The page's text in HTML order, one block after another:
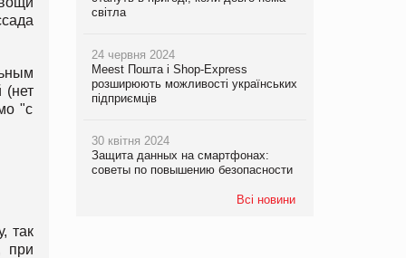
(нет
"с
так
при
світла
24 червня 2024
Meest Пошта і Shop-Express
розширюють можливості українських
підприємців
30 квітня 2024
Защита данных на смартфонах:
советы по повышению безопасности
Всі новини